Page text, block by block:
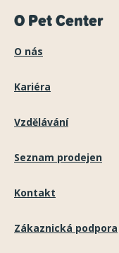
O Pet Center
O nás
Kariéra
Vzdělávání
Seznam prodejen
Kontakt
Zákaznická podpora